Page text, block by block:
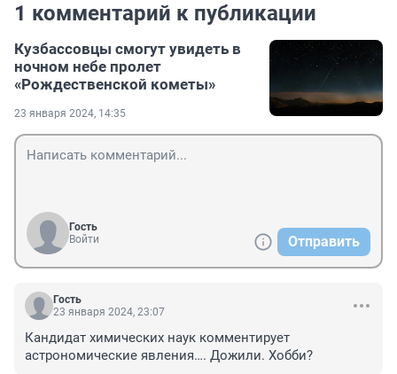
1 комментарий к публикации
Кузбассовцы смогут увидеть в
ночном небе пролет
«Рождественской кометы»
23 января 2024, 14:35
Гость
Войти
Отправить
Гость
23 января 2024, 23:07
Кандидат химических наук комментирует
астрономические явления…. Дожили. Хобби?